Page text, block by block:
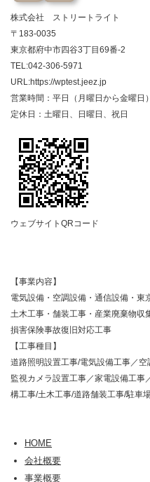
株式会社 ストリートライト
〒183-0035
東京都府中市四谷3丁目69番-2
TEL:042-306-5971
URL:https://wptest.jeez.jp
営業時間：平日（月曜日から金曜日
定休日：土曜日、日曜日、祝日
ウェブサイトQRコード
【事業内容】
電気設備・空調設備・通信設備・東
土木工事・舗装工事・産業廃棄物収
損害保険事故復旧対応工事
【工事種目】
道路照明設置工事/電気設備工事／
監視カメラ設置工事／家電設備工
構工事/土木工事/道路舗装工事/駐車
HOME
会社概要
事業概要